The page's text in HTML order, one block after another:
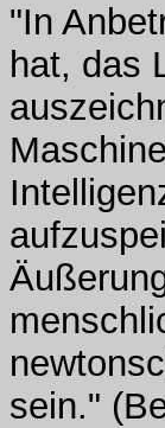
"In
hat, das
sein."